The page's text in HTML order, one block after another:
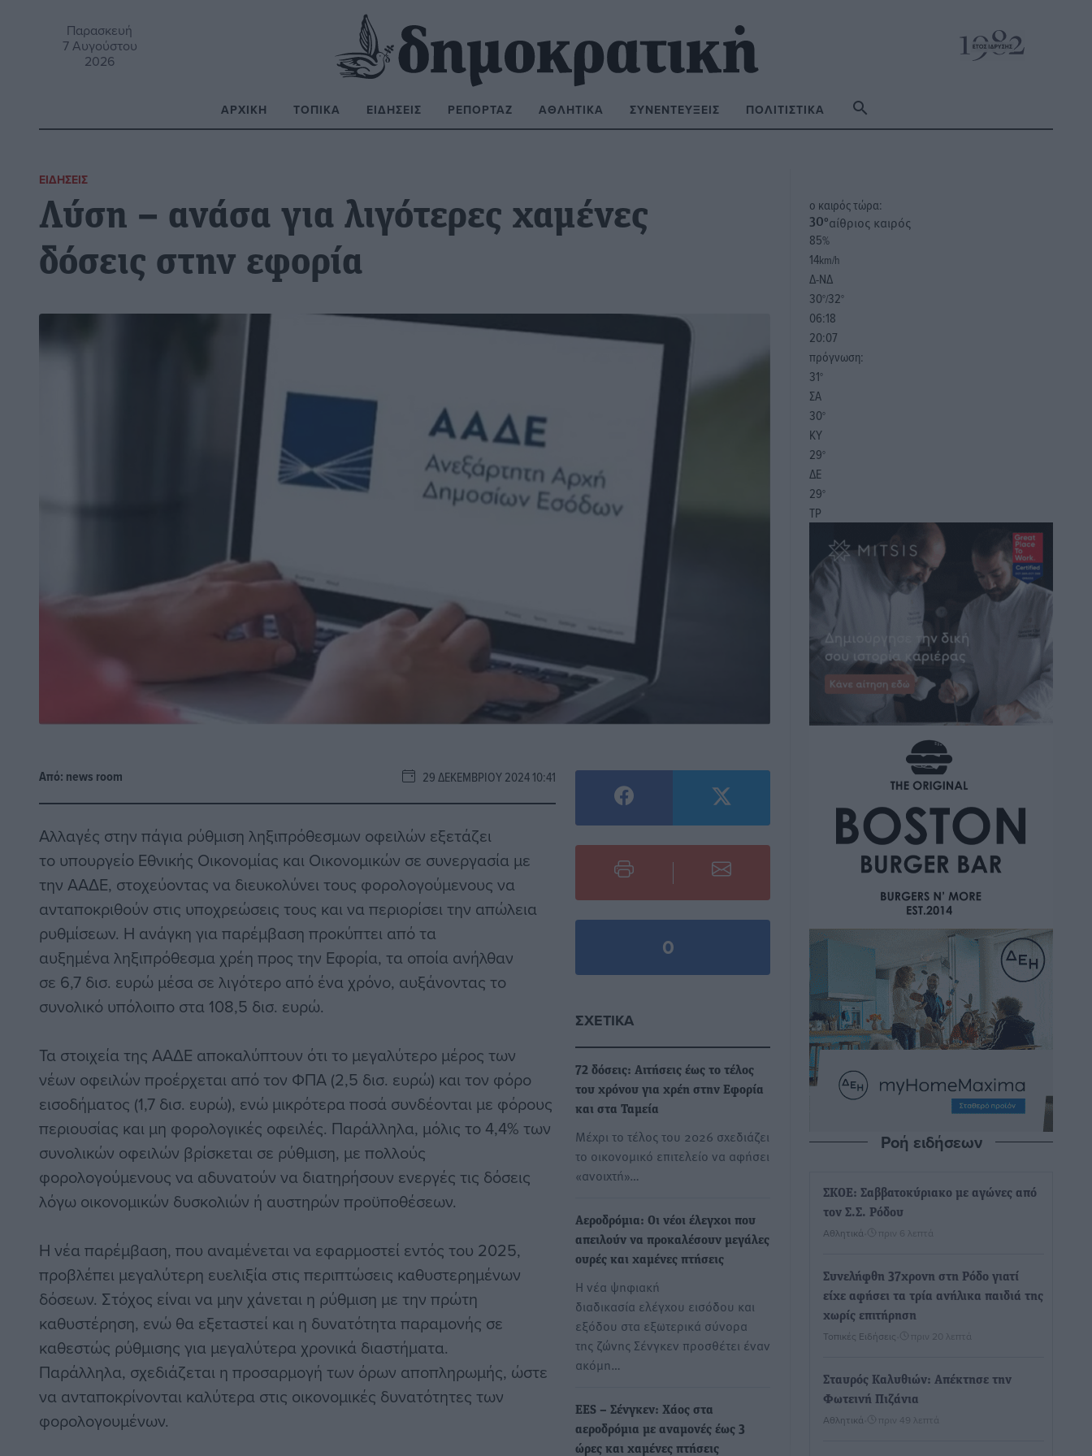
Παρασκευή
7 Αυγούστου
2026
ΑΡΧΙΚΉ ΤΟΠΙΚΆ ΕΙΔΉΣΕΙΣ ΡΕΠΟΡΤΆΖ ΑΘΛΗΤΙΚΆ ΣΥΝΕΝΤΕΎΞΕΙΣ ΠΟΛΙΤΙΣΤΙΚΆ
ΕΙΔΉΣΕΙΣ
Λύση – ανάσα για λιγότερες χαμένες
δόσεις στην εφορία
Από: news room 29 ΔΕΚΕΜΒΡΊΟΥ 2024 10:41
Αλλαγές στην πάγια ρύθμιση ληξιπρόθεσμων οφειλών εξετάζει
το υπουργείο Εθνικής Οικονομίας και Οικονομικών σε συνεργασία με
την ΑΑΔΕ, στοχεύοντας να διευκολύνει τους φορολογούμενους να
ανταποκριθούν στις υποχρεώσεις τους και να περιορίσει την απώλεια
ρυθμίσεων. Η ανάγκη για παρέμβαση προκύπτει από τα
αυξημένα ληξιπρόθεσμα χρέη προς την Εφορία, τα οποία ανήλθαν
σε 6,7 δισ. ευρώ μέσα σε λιγότερο από ένα χρόνο, αυξάνοντας το
συνολικό υπόλοιπο στα 108,5 δισ. ευρώ.
Τα στοιχεία της ΑΑΔΕ αποκαλύπτουν ότι το μεγαλύτερο μέρος των
νέων οφειλών προέρχεται από τον ΦΠΑ (2,5 δισ. ευρώ) και τον φόρο
εισοδήματος (1,7 δισ. ευρώ), ενώ μικρότερα ποσά συνδέονται με φόρους
περιουσίας και μη φορολογικές οφειλές. Παράλληλα, μόλις το 4,4% των
συνολικών οφειλών βρίσκεται σε ρύθμιση, με πολλούς
φορολογούμενους να αδυνατούν να διατηρήσουν ενεργές τις δόσεις
λόγω οικονομικών δυσκολιών ή αυστηρών προϋποθέσεων.
Η νέα παρέμβαση, που αναμένεται να εφαρμοστεί εντός του 2025,
προβλέπει μεγαλύτερη ευελιξία στις περιπτώσεις καθυστερημένων
δόσεων. Στόχος είναι να μην χάνεται η ρύθμιση με την πρώτη
καθυστέρηση, ενώ θα εξεταστεί και η δυνατότητα παραμονής σε
καθεστώς ρύθμισης για μεγαλύτερα χρονικά διαστήματα.
Παράλληλα, σχεδιάζεται η προσαρμογή των όρων αποπληρωμής, ώστε
να ανταποκρίνονται καλύτερα στις οικονομικές δυνατότητες των
φορολογουμένων.
0
ΣΧΕΤΙΚΆ
72 δόσεις: Αιτήσεις έως το τέλος
του χρόνου για χρέη στην Εφορία
και στα Ταμεία
Μέχρι το τέλος του 2026 σχεδιάζει
το οικονομικό επιτελείο να αφήσει
«ανοιχτή»…
Αεροδρόμια: Οι νέοι έλεγχοι που
απειλούν να προκαλέσουν μεγάλες
ουρές και χαμένες πτήσεις
Η νέα ψηφιακή
διαδικασία ελέγχου εισόδου και
εξόδου στα εξωτερικά σύνορα
της ζώνης Σένγκεν προσθέτει έναν
ακόμη…
EES – Σένγκεν: Χάος στα
αεροδρόμια με αναμονές έως 3
ώρες και χαμένες πτήσεις
o καιρός τώρα:
30°αίθριος καιρός
85%
14km/h
Δ-ΝΔ
30°/32°
06:18
20:07
πρόγνωση:
31°
ΣΑ
30°
ΚΥ
29°
ΔΕ
29°
ΤΡ
Ροή ειδήσεων
ΣΚΟΕ: Σαββατοκύριακο με αγώνες από
τον Σ.Σ. Ρόδου
Αθλητικά πριν 6 λεπτά
Συνελήφθη 37χρονη στη Ρόδο γιατί
είχε αφήσει τα τρία ανήλικα παιδιά της
χωρίς επιτήρηση
Τοπικές Ειδήσεις πριν 20 λεπτά
Σταυρός Καλυθιών: Απέκτησε την
Φωτεινή Πιζάνια
Αθλητικά πριν 49 λεπτά